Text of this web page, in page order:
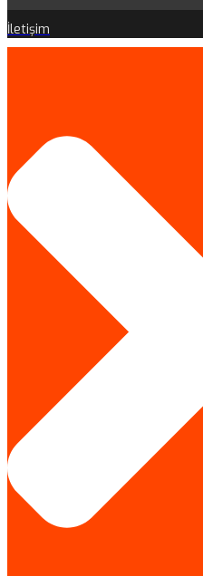
İletişim